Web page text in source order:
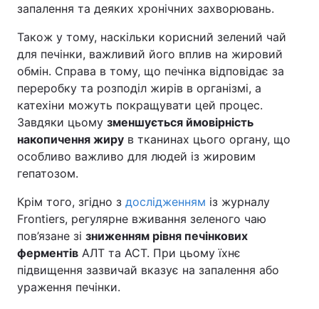
запалення та деяких хронічних захворювань.
Також у тому, наскільки корисний зелений чай
для печінки, важливий його вплив на жировий
обмін. Справа в тому, що печінка відповідає за
переробку та розподіл жирів в організмі, а
катехіни можуть покращувати цей процес.
Завдяки цьому зменшується ймовірність
накопичення жиру в тканинах цього органу, що
особливо важливо для людей із жировим
гепатозом.
Крім того, згідно з дослідженням із журналу
Frontiers, регулярне вживання зеленого чаю
пов’язане зі зниженням рівня печінкових
ферментів АЛТ та АСТ. При цьому їхнє
підвищення зазвичай вказує на запалення або
ураження печінки.